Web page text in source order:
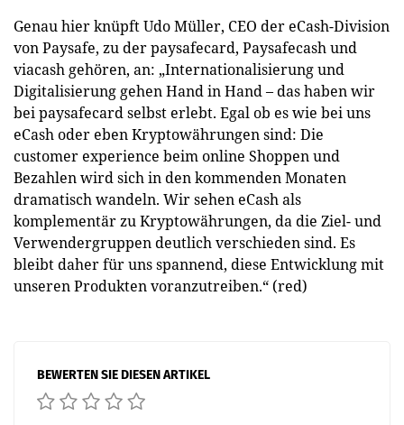
Genau hier knüpft Udo Müller, CEO der eCash-Division
von Paysafe, zu der paysafecard, Paysafecash und
viacash gehören, an: „Internationalisierung und
Digitalisierung gehen Hand in Hand – das haben wir
bei paysafecard selbst erlebt. Egal ob es wie bei uns
eCash oder eben Kryptowährungen sind: Die
customer experience beim online Shoppen und
Bezahlen wird sich in den kommenden Monaten
dramatisch wandeln. Wir sehen eCash als
komplementär zu Kryptowährungen, da die Ziel- und
Verwendergruppen deutlich verschieden sind. Es
bleibt daher für uns spannend, diese Entwicklung mit
unseren Produkten voranzutreiben.“ (red)
BEWERTEN SIE DIESEN ARTIKEL